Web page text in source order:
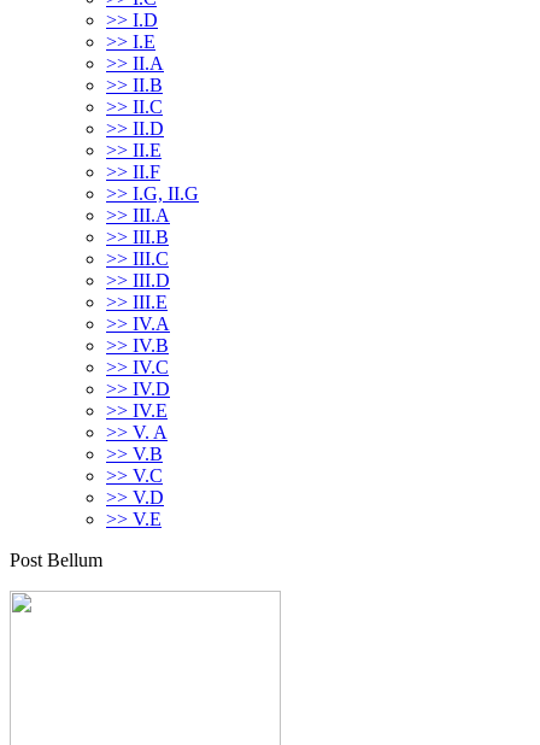
>> I.D
>> I.E
>> II.A
>> II.B
>> II.C
>> II.D
>> II.E
>> II.F
>> I.G, II.G
>> III.A
>> III.B
>> III.C
>> III.D
>> III.E
>> IV.A
>> IV.B
>> IV.C
>> IV.D
>> IV.E
>> V. A
>> V.B
>> V.C
>> V.D
>> V.E
Post Bellum